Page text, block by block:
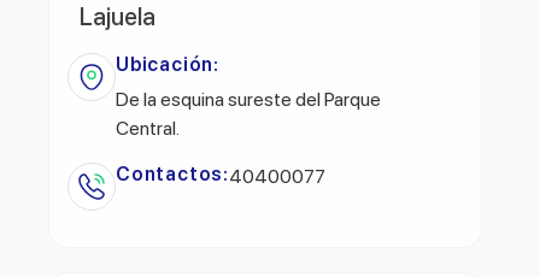
Lajuela
Ubicación:
De la esquina sureste del Parque
Central.
Contactos:40400077